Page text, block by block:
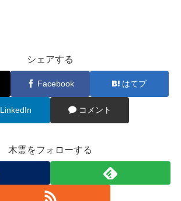
シェアする
Facebook はてブ
LinkedIn コメント
木霊をフォローする